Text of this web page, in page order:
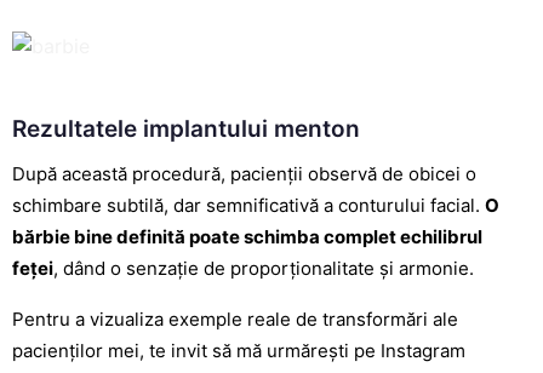
Rezultatele implantului menton
După această procedură, pacienții observă de obicei o
schimbare subtilă, dar semnificativă a conturului facial. O
bărbie bine definită poate schimba complet echilibrul
feței, dând o senzație de proporționalitate și armonie.
Pentru a vizualiza exemple reale de transformări ale
pacienților mei, te invit să mă urmărești pe Instagram